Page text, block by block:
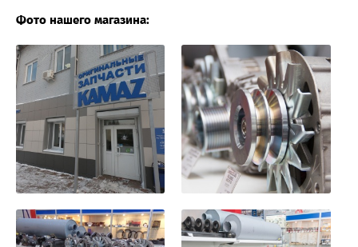
Фото нашего магазина: